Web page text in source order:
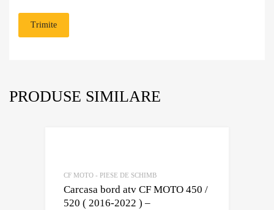
PRODUSE SIMILARE
CF MOTO - PIESE DE SCHIMB
Carcasa bord atv CF MOTO 450 /
520 ( 2016-2022 ) –